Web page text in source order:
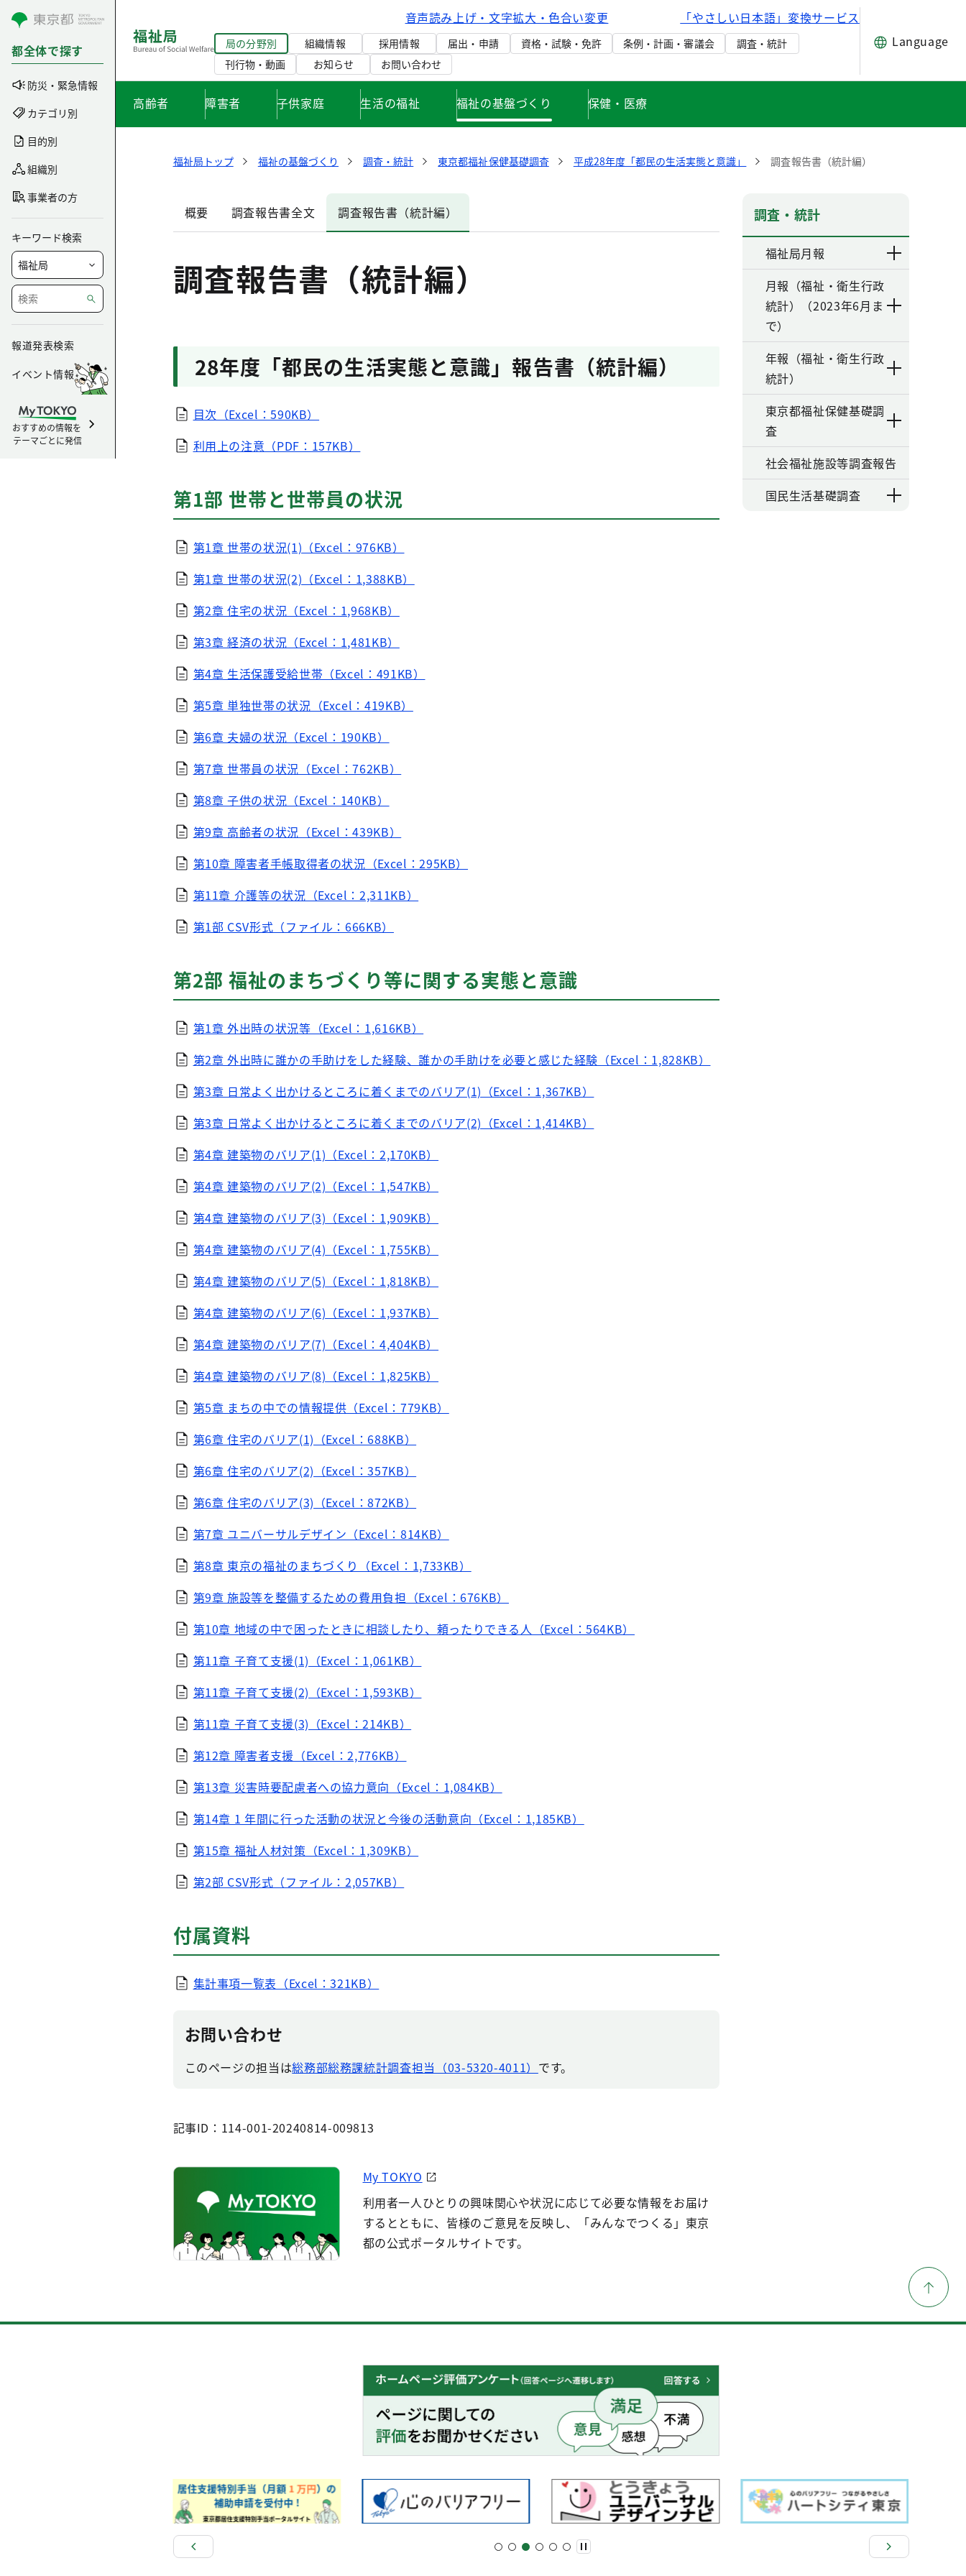
コンテンツにスキップ
都全体で探す
防災・緊急情報
カテゴリ別
目的別
組織別
事業者の方
キーワード検索
報道発表検索
イベント情報
おすすめの情報を
テーマごとに発信
音声読み上げ・文字拡大・色合い変更 「やさしい日本語」変換サービス
局の分野別 組織情報 採用情報 届出・申請 資格・試験・免許 条例・計画・審議会
調査・統計
刊行物・動画
お知らせ お問い合わせ
Language
高齢者 障害者 子供家庭 生活の福祉 福祉の基盤づくり 保健・医療
福祉局トップ 福祉の基盤づくり 調査・統計 東京都福祉保健基礎調査 平成28年度「都民の生活実態と意識」 調査報告書（統計編）
概要 調査報告書全文 調査報告書（統計編）
調査報告書（統計編）
28年度「都民の生活実態と意識」報告書（統計編）
目次（Excel：590KB）
利用上の注意（PDF：157KB）
第1部 世帯と世帯員の状況
第1章 世帯の状況(1)（Excel：976KB）
第1章 世帯の状況(2)（Excel：1,388KB）
第2章 住宅の状況（Excel：1,968KB）
第3章 経済の状況（Excel：1,481KB）
第4章 生活保護受給世帯（Excel：491KB）
第5章 単独世帯の状況（Excel：419KB）
第6章 夫婦の状況（Excel：190KB）
第7章 世帯員の状況（Excel：762KB）
第8章 子供の状況（Excel：140KB）
第9章 高齢者の状況（Excel：439KB）
第10章 障害者手帳取得者の状況（Excel：295KB）
第11章 介護等の状況（Excel：2,311KB）
第1部 CSV形式（ファイル：666KB）
第2部 福祉のまちづくり等に関する実態と意識
第1章 外出時の状況等（Excel：1,616KB）
第2章 外出時に誰かの手助けをした経験、誰かの手助けを必要と感じた経験（Excel：1,828KB）
第3章 日常よく出かけるところに着くまでのバリア(1)（Excel：1,367KB）
第3章 日常よく出かけるところに着くまでのバリア(2)（Excel：1,414KB）
第4章 建築物のバリア(1)（Excel：2,170KB）
第4章 建築物のバリア(2)（Excel：1,547KB）
第4章 建築物のバリア(3)（Excel：1,909KB）
第4章 建築物のバリア(4)（Excel：1,755KB）
第4章 建築物のバリア(5)（Excel：1,818KB）
第4章 建築物のバリア(6)（Excel：1,937KB）
第4章 建築物のバリア(7)（Excel：4,404KB）
第4章 建築物のバリア(8)（Excel：1,825KB）
第5章 まちの中での情報提供（Excel：779KB）
第6章 住宅のバリア(1)（Excel：688KB）
第6章 住宅のバリア(2)（Excel：357KB）
第6章 住宅のバリア(3)（Excel：872KB）
第7章 ユニバーサルデザイン（Excel：814KB）
第8章 東京の福祉のまちづくり（Excel：1,733KB）
第9章 施設等を整備するための費用負担（Excel：676KB）
第10章 地域の中で困ったときに相談したり、頼ったりできる人（Excel：564KB）
第11章 子育て支援(1)（Excel：1,061KB）
第11章 子育て支援(2)（Excel：1,593KB）
第11章 子育て支援(3)（Excel：214KB）
第12章 障害者支援（Excel：2,776KB）
第13章 災害時要配慮者への協力意向（Excel：1,084KB）
第14章 1 年間に行った活動の状況と今後の活動意向（Excel：1,185KB）
第15章 福祉人材対策（Excel：1,309KB）
第2部 CSV形式（ファイル：2,057KB）
付属資料
集計事項一覧表（Excel：321KB）
お問い合わせ
このページの担当は総務部総務課統計調査担当（03-5320-4011） です。
記事ID：114-001-20240814-009813
My TOKYO
利用者一人ひとりの興味関心や状況に応じて必要な情報をお届け
するとともに、皆様のご意見を反映し、「みんなでつくる」東京
都の公式ポータルサイトです。
調査・統計
福祉局月報
月報（福祉・衛生行政
統計）（2023年6月ま
で）
年報（福祉・衛生行政
統計）
東京都福祉保健基礎調
査
社会福祉施設等調査報告
国民生活基礎調査